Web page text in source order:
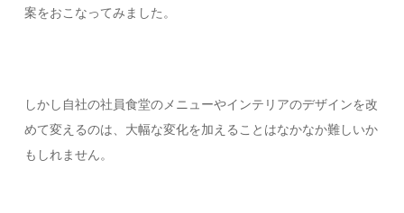
案をおこなってみました。
しかし自社の社員食堂のメニューやインテリアのデザインを改
めて変えるのは、大幅な変化を加えることはなかなか難しいか
もしれません。